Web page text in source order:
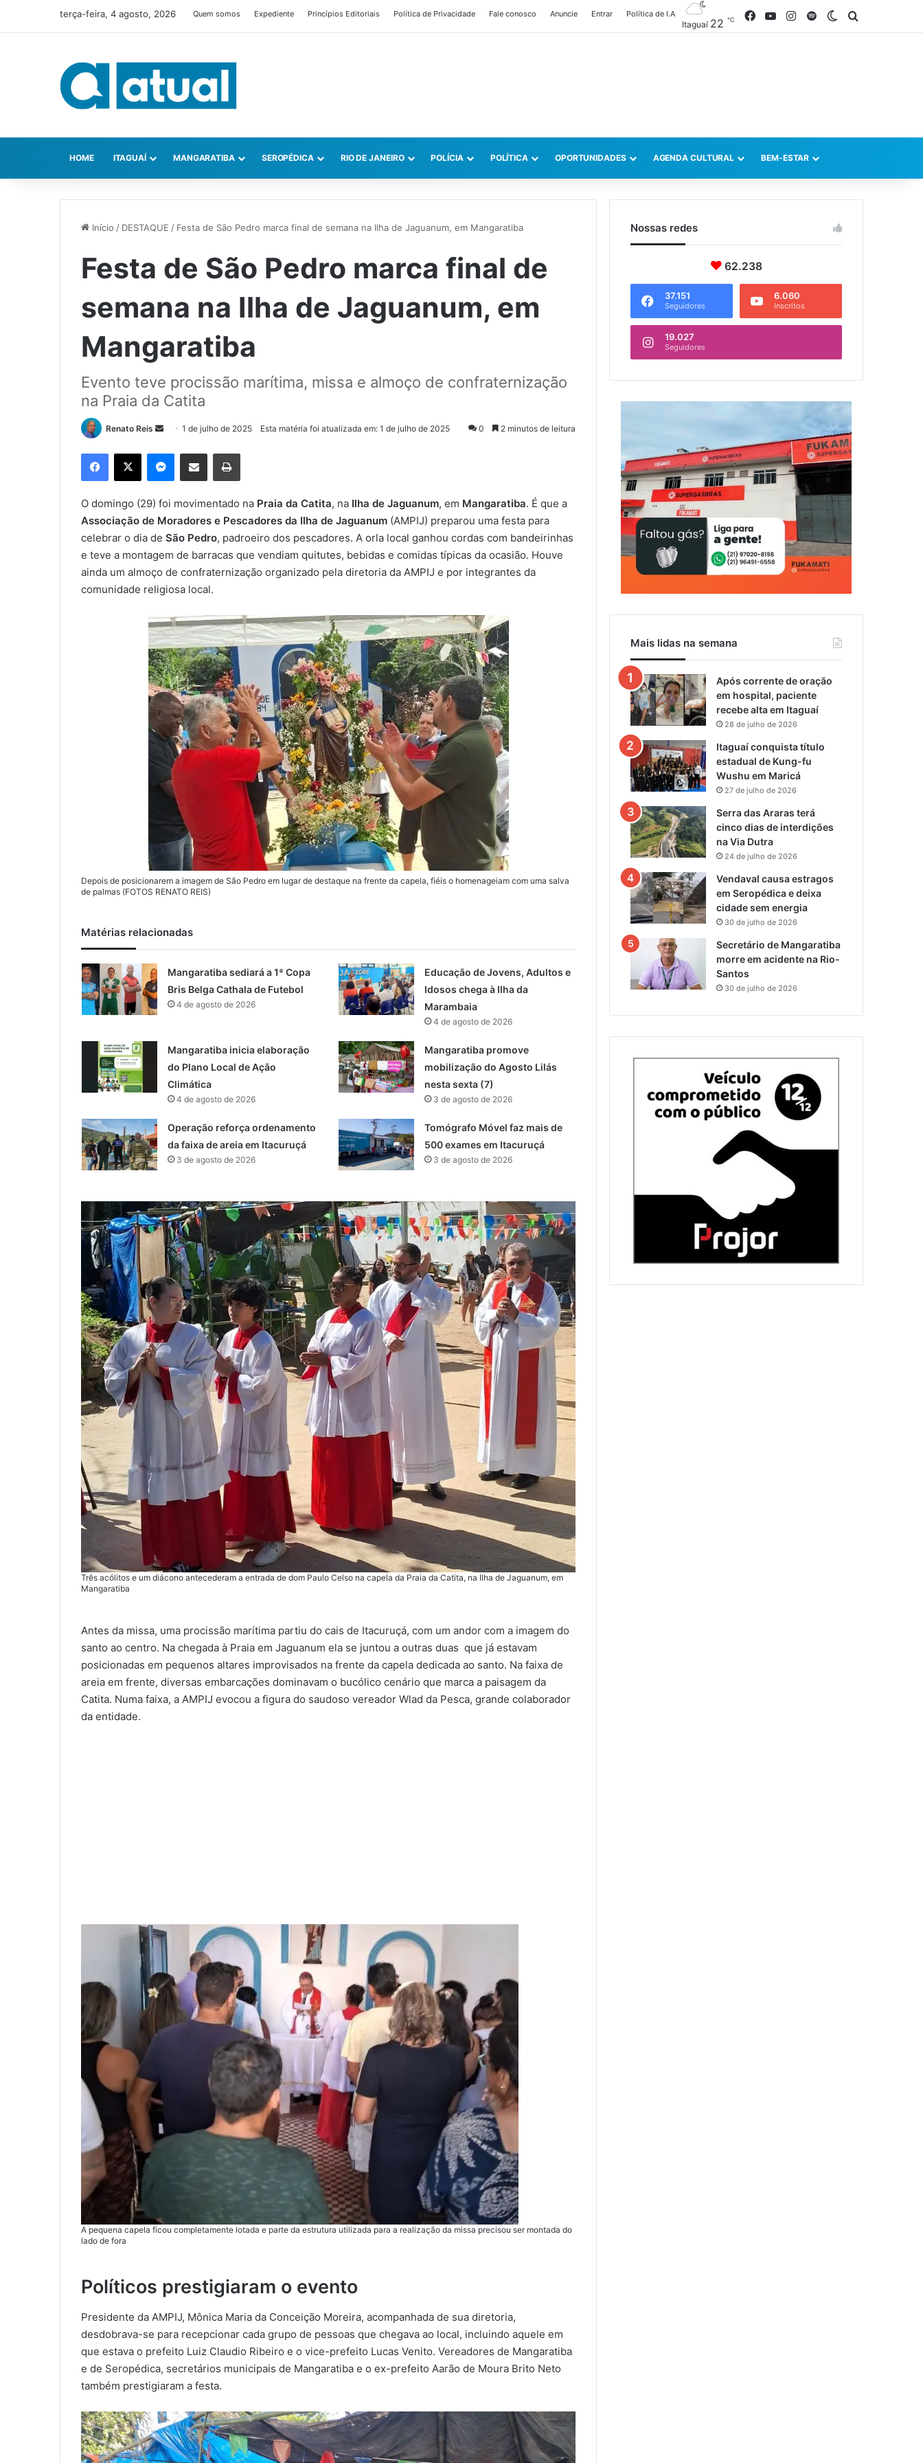
terça-feira, 4 agosto, 2026 Quem somos Expediente Princípios Editoriais Política de Privacidade Fale conosco Anuncie Entrar Política de I.A
Itaguaí 22 ℃ FacebookYouTubeInstagram
SpotifySwitch skin
HOME ITAGUAÍ MANGARATIBA SEROPÉDICA RIO DE JANEIRO POLÍCIA POLÍTICA OPORTUNIDADES AGENDA CULTURAL BEM-ESTAR
Início / DESTAQUE / Festa de São Pedro marca final de semana na Ilha de Jaguanum, em Mangaratiba
Festa de São Pedro marca final de
semana na Ilha de Jaguanum, em
Mangaratiba
Evento teve procissão marítima, missa e almoço de confraternização
na Praia da Catita
Renato Reis
n
u
m
e
-
m
a
l
1 de julho de 2025 Esta matéria foi atualizada em: 1 de julho de 2025 0 2 minutos de leitura
O domingo (29) foi movimentado na Praia da Catita, na Ilha de Jaguanum, em Mangaratiba. É que a
Associação de Moradores e Pescadores da Ilha de Jaguanum (AMPIJ) preparou uma festa para
celebrar o dia de São Pedro, padroeiro dos pescadores. A orla local ganhou cordas com bandeirinhas
e teve a montagem de barracas que vendiam quitutes, bebidas e comidas típicas da ocasião. Houve
ainda um almoço de confraternização organizado pela diretoria da AMPIJ e por integrantes da
comunidade religiosa local.
Depois de posicionarem a imagem de São Pedro em lugar de destaque na frente da capela, fiéis o homenageiam com uma salva
de palmas (FOTOS RENATO REIS)
Matérias relacionadas
Mangaratiba sediará a 1ª Copa
Bris Belga Cathala de Futebol
4 de agosto de 2026
Educação de Jovens, Adultos e
Idosos chega à Ilha da
Marambaia
4 de agosto de 2026
Mangaratiba inicia elaboração
do Plano Local de Ação
Climática
4 de agosto de 2026
Mangaratiba promove
mobilização do Agosto Lilás
nesta sexta (7)
3 de agosto de 2026
Operação reforça ordenamento
da faixa de areia em Itacuruçá
3 de agosto de 2026
Tomógrafo Móvel faz mais de
500 exames em Itacuruçá
3 de agosto de 2026
Três acólitos e um diácono antecederam a entrada de dom Paulo Celso na capela da Praia da Catita, na Ilha de Jaguanum, em
Mangaratiba
Antes da missa, uma procissão marítima partiu do cais de Itacuruçá, com um andor com a imagem do
santo ao centro. Na chegada à Praia em Jaguanum ela se juntou a outras duas que já estavam
posicionadas em pequenos altares improvisados na frente da capela dedicada ao santo. Na faixa de
areia em frente, diversas embarcações dominavam o bucólico cenário que marca a paisagem da
Catita. Numa faixa, a AMPIJ evocou a figura do saudoso vereador Wlad da Pesca, grande colaborador
da entidade.
A pequena capela ficou completamente lotada e parte da estrutura utilizada para a realização da missa precisou ser montada do
lado de fora
Políticos prestigiaram o evento
Presidente da AMPIJ, Mônica Maria da Conceição Moreira, acompanhada de sua diretoria,
desdobrava-se para recepcionar cada grupo de pessoas que chegava ao local, incluindo aquele em
que estava o prefeito Luiz Claudio Ribeiro e o vice-prefeito Lucas Venito. Vereadores de Mangaratiba
e de Seropédica, secretários municipais de Mangaratiba e o ex-prefeito Aarão de Moura Brito Neto
também prestigiaram a festa.
Nossas redes
62.238
37.151
Seguidores
6.060
Inscritos
19.027
Seguidores
Mais lidas na semana
Após corrente de oração
em hospital, paciente
recebe alta em Itaguaí
28 de julho de 2026
Itaguaí conquista título
estadual de Kung-fu
Wushu em Maricá
27 de julho de 2026
Serra das Araras terá
cinco dias de interdições
na Via Dutra
24 de julho de 2026
Vendaval causa estragos
em Seropédica e deixa
cidade sem energia
30 de julho de 2026
Secretário de Mangaratiba
morre em acidente na Rio-
Santos
30 de julho de 2026